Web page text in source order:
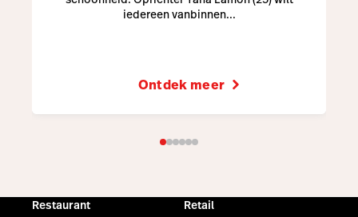
iedereen vanbinnen...
Ontdek meer
Restaurant Retail